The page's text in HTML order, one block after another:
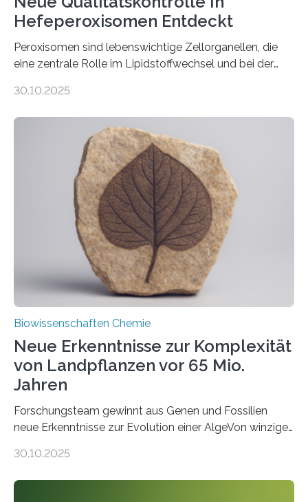
Hefeperoxisomen Entdeckt
Peroxisomen sind lebenswichtige Zellorganellen, die
eine zentrale Rolle im Lipidstoffwechsel und bei der
erfüllen können, müssen zahlreiche Enzyme präzise in
der Ruhr-Universität Bochum um Prof. Dr. Ralf Erdmann
und Dr. Ismaila Francis Yusuf hat nun einen bislang
unbekannten Qualitätskontrollmechanismus des
peroxisomalen Proteintransports in der Bäckerhefe
Saccharomyces cerevisiae entdeckt, der für die
Funktionsfähigkeit der Organellen entscheidend ist. Die
Studie wurde am 28. Oktober 2025 in der
Fachzeitschrift…
30.10.2025
Biowissenschaften Chemie
Neue Erkenntnisse zur Komplexität
von Landpflanzen vor 65 Mio.
Jahren
Forschungsteam gewinnt aus Genen und Fossilien
neue Erkenntnisse zur Evolution einer AlgeVon winzigen
Landpflanzen zählen zu den komplexesten
30.10.2025